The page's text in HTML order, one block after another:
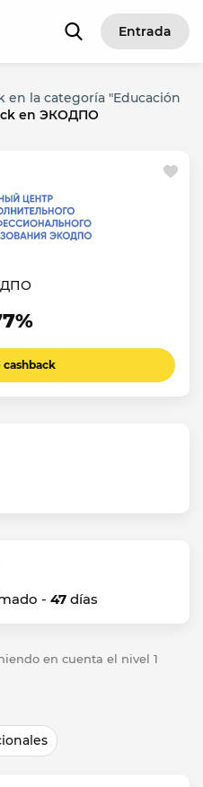
Entrada
en la categoría "Educación
en ЭКОДПО
cashback
- 47 días
en cuenta el nivel 1